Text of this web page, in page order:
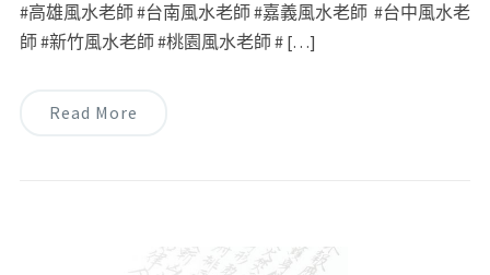
#高雄風水老師 #台南風水老師 #嘉義風水老師 #台中風水老
師 #新竹風水老師 #桃園風水老師 # […]
Read More